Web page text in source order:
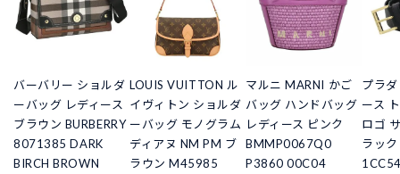
バーバリー ショルダ
ーバッグ レディース
ブラウン BURBERRY
8071385 DARK
BIRCH BROWN
LOUIS VUITTON ル
イヴィトン ショルダ
ーバッグ モノグラム
ディアヌ NM PM ブ
ラウン M45985
マルニ MARNI かご
バッグ ハンドバッグ
レディース ピンク
BMMP0067Q0
P3860 00C04
プラ
ース
ロゴ
ラッ